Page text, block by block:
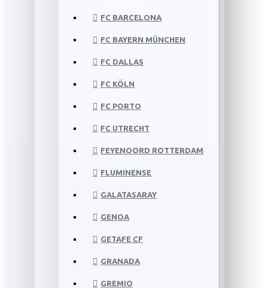
FC BARCELONA
FC BAYERN MÜNCHEN
FC DALLAS
FC KÖLN
FC PORTO
FC UTRECHT
FEYENOORD ROTTERDAM
FLUMINENSE
GALATASARAY
GENOA
GETAFE CF
GRANADA
GREMIO